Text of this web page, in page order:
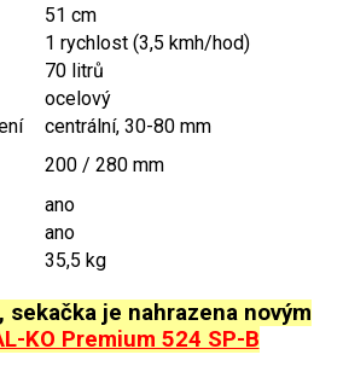
51 cm
1 rychlost (3,5 kmh/hod)
70 litrů
ocelový
centrální, 30-80 mm
200 / 280 mm
ano
ano
35,5 kg
sekačka je nahrazena novým
KO Premium 524 SP-B